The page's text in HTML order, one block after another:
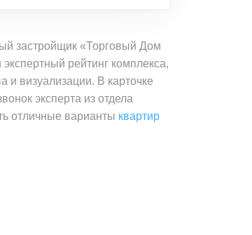
застройщик «Торговый Дом
рейтинг комплекса,
и визуализации. В карточке
эксперта из отдела
отличные варианты квартир